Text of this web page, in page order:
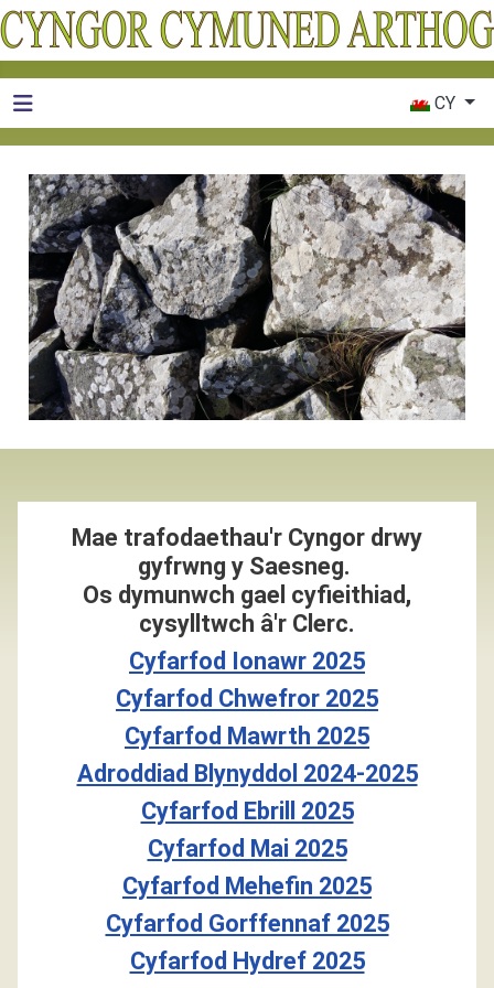
CY
Mae trafodaethau'r Cyngor drwy
gyfrwng y Saesneg.
Os dymunwch gael cyfieithiad,
cysylltwch â'r Clerc.
Cyfarfod Ionawr 2025
Cyfarfod Chwefror 2025
Cyfarfod Mawrth 2025
Adroddiad Blynyddol 2024-2025
Cyfarfod Ebrill 2025
Cyfarfod Mai 2025
Cyfarfod Mehefin 2025
Cyfarfod Gorffennaf 2025
Cyfarfod Hydref 2025